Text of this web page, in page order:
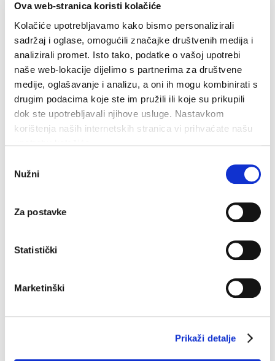
Ova web-stranica koristi kolačiće
Kolačiće upotrebljavamo kako bismo personalizirali
sadržaj i oglase, omogućili značajke društvenih medija i
analizirali promet. Isto tako, podatke o vašoj upotrebi
naše web-lokacije dijelimo s partnerima za društvene
medije, oglašavanje i analizu, a oni ih mogu kombinirati s
drugim podacima koje ste im pružili ili koje su prikupili
dok ste upotrebljavali njihove usluge. Nastavkom
korištenja naših internetskih stranica vi prihvaćate našu
pristanka
Nužni
Za postavke
Statistički
Marketinški
Prikaži detalje
sie ein großes Geschenkenangebot bieten, die
lang nach dem Urlaub duften werden.
Es gibt einige Geschäfte, die die Kunstwerke
und Handarbeiten der Inselkünstler, verkaufen.
verbunden
Die Insel Hvar ist auch als die Lavendelinsel bekannt und